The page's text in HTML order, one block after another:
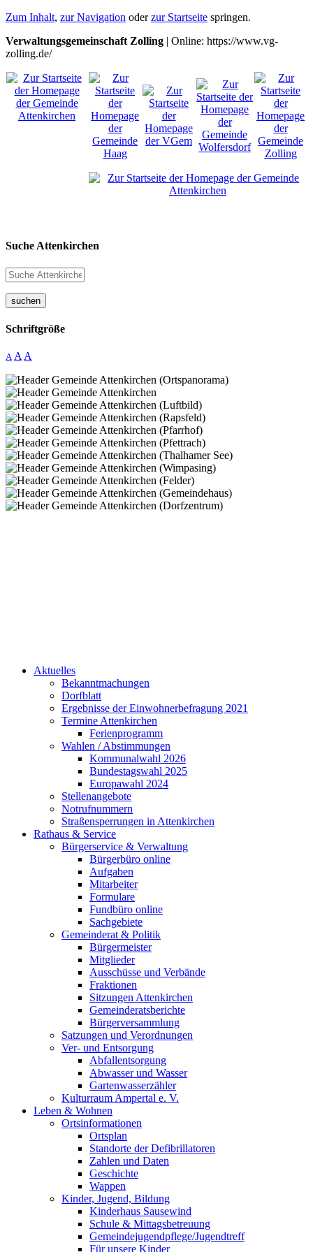
Zum Inhalt, zur Navigation oderzur Startseite springen.
Verwaltungsgemeinschaft Zolling | Online: https://www.vg-
zolling.de/
Suche Attenkirchen
suchen
Schriftgröße
A A A
Aktuelles
Bekanntmachungen
Dorfblatt
Ergebnisse der Einwohnerbefragung 2021
Termine Attenkirchen
Ferienprogramm
Wahlen / Abstimmungen
Kommunalwahl 2026
Bundestagswahl 2025
Europawahl 2024
Stellenangebote
Notrufnummern
Straßensperrungen in Attenkirchen
Rathaus & Service
Bürgerservice & Verwaltung
Bürgerbüro online
Aufgaben
Mitarbeiter
Formulare
Fundbüro online
Sachgebiete
Gemeinderat & Politik
Bürgermeister
Mitglieder
Ausschüsse und Verbände
Fraktionen
Sitzungen Attenkirchen
Gemeinderatsberichte
Bürgerversammlung
Satzungen und Verordnungen
Ver- und Entsorgung
Abfallentsorgung
Abwasser und Wasser
Gartenwasserzähler
Kulturraum Ampertal e. V.
Leben & Wohnen
Ortsinformationen
Ortsplan
Standorte der Defibrillatoren
Zahlen und Daten
Geschichte
Wappen
Kinder, Jugend, Bildung
Kinderhaus Sausewind
Schule & Mittagsbetreuung
Gemeindejugendpflege/Jugendtreff
Für unsere Kinder